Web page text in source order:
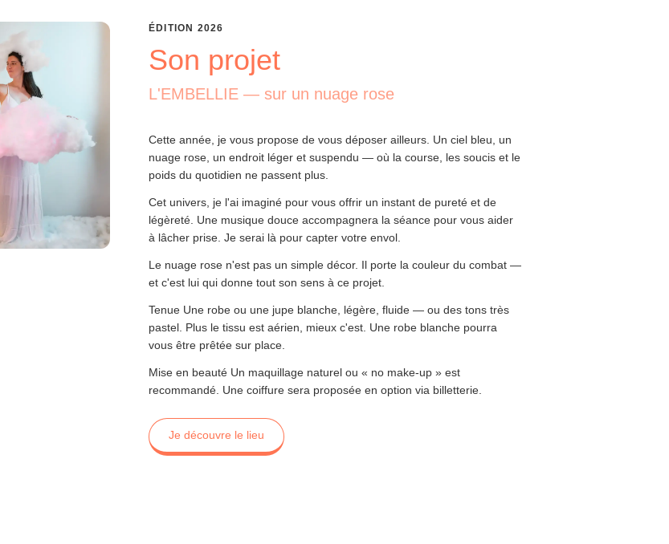
ÉDITION 2026
Son projet
L'EMBELLIE — sur un nuage rose
Cette année, je vous propose de vous déposer ailleurs. Un ciel bleu, un
nuage rose, un endroit léger et suspendu — où la course, les soucis et le
poids du quotidien ne passent plus.
Cet univers, je l'ai imaginé pour vous offrir un instant de pureté et de
légèreté. Une musique douce accompagnera la séance pour vous aider
à lâcher prise. Je serai là pour capter votre envol.
Le nuage rose n'est pas un simple décor. Il porte la couleur du combat —
et c'est lui qui donne tout son sens à ce projet.
Tenue Une robe ou une jupe blanche, légère, fluide — ou des tons très
pastel. Plus le tissu est aérien, mieux c'est. Une robe blanche pourra
vous être prêtée sur place.
Mise en beauté Un maquillage naturel ou « no make-up » est
recommandé. Une coiffure sera proposée en option via billetterie.
Je découvre le lieu